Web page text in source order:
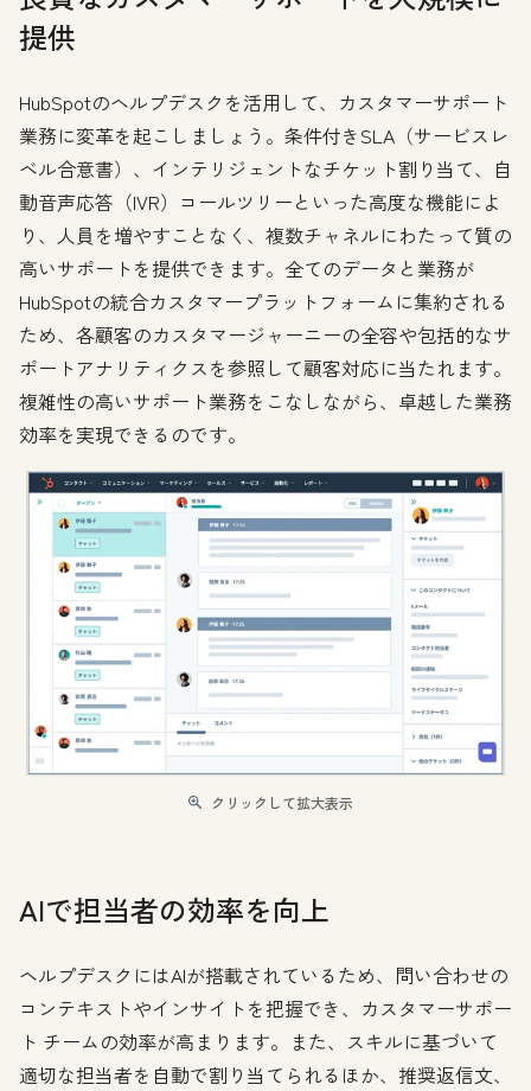
提供
HubSpotのヘルプデスクを活用して、カスタマーサポート
業務に変革を起こしましょう。条件付きSLA（サービスレ
ベル合意書）、インテリジェントなチケット割り当て、自
動音声応答（IVR）コールツリーといった高度な機能によ
り、人員を増やすことなく、複数チャネルにわたって質の
高いサポートを提供できます。全てのデータと業務が
HubSpotの統合カスタマープラットフォームに集約される
ため、各顧客のカスタマージャーニーの全容や包括的なサ
ポートアナリティクスを参照して顧客対応に当たれます。
複雑性の高いサポート業務をこなしながら、卓越した業務
効率を実現できるのです。
クリックして拡大表示
AIで担当者の効率を向上
ヘルプデスクにはAIが搭載されているため、問い合わせの
コンテキストやインサイトを把握でき、カスタマーサポー
ト チームの効率が高まります。また、スキルに基づいて
適切な担当者を自動で割り当てられるほか、推奨返信文、